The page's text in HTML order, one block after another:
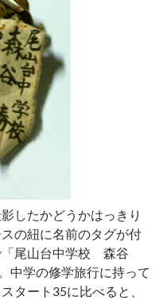
したかどうかはっきり
の紐に名前のタグが付
「尾山台中学校 森谷
中学の修学旅行に持って
タート35に比べると、